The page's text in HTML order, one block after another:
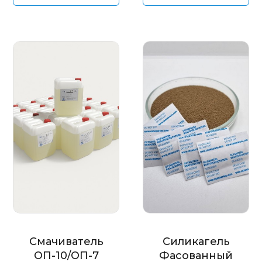
Смачиватель
ОП-10/ОП-7
Силикагель
Фасованный